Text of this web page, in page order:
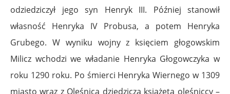
odziedziczył jego syn Henryk III. Później stanowił
własność Henryka IV Probusa, a potem Henryka
Grubego. W wyniku wojny z księciem głogowskim
Milicz wchodzi we władanie Henryka Głogowczyka w
roku 1290 roku. Po śmierci Henryka Wiernego w 1309
miasto wraz z Oleśnicą dziedziczą książęta oleśniccy –